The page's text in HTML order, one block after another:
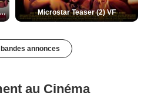
Française Teaser (3) VF Microstar Teaser (2) VF
annonces
au Cinéma